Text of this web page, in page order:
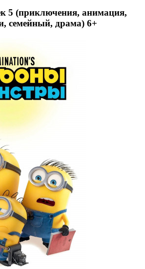
5 (приключения, анимация,
семейный, драма) 6+